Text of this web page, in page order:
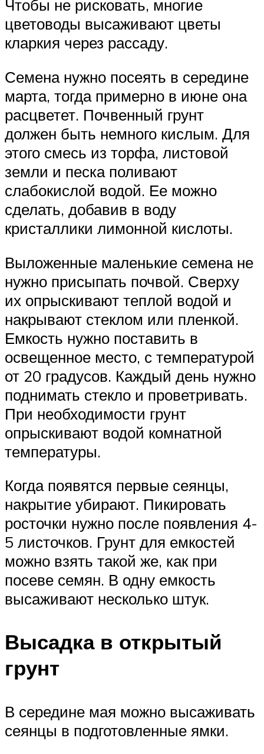
Чтобы не рисковать, многие
цветоводы высаживают цветы
кларкия через рассаду.
Семена нужно посеять в середине
марта, тогда примерно в июне она
расцветет. Почвенный грунт
должен быть немного кислым. Для
этого смесь из торфа, листовой
земли и песка поливают
слабокислой водой. Ее можно
сделать, добавив в воду
кристаллики лимонной кислоты.
Выложенные маленькие семена не
нужно присыпать почвой. Сверху
их опрыскивают теплой водой и
накрывают стеклом или пленкой.
Емкость нужно поставить в
освещенное место, с температурой
от 20 градусов. Каждый день нужно
поднимать стекло и проветривать.
При необходимости грунт
опрыскивают водой комнатной
температуры.
Когда появятся первые сеянцы,
накрытие убирают. Пикировать
росточки нужно после появления 4-
5 листочков. Грунт для емкостей
можно взять такой же, как при
посеве семян. В одну емкость
высаживают несколько штук.
Высадка в открытый
грунт
В середине мая можно высаживать
сеянцы в подготовленные ямки.